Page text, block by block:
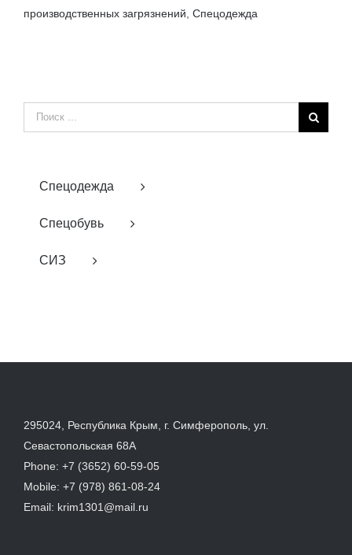
производственных загрязнений Спецодежда
Результат
поиска:
Спецодежда
Спецобувь
СИЗ
295024, Республика Крым, г. Симферополь, ул.
Севастопольская 68А
Phone: +7 (3652) 60-59-05
Mobile: +7 (978) 861-08-24
Email: krim1301@mail.ru